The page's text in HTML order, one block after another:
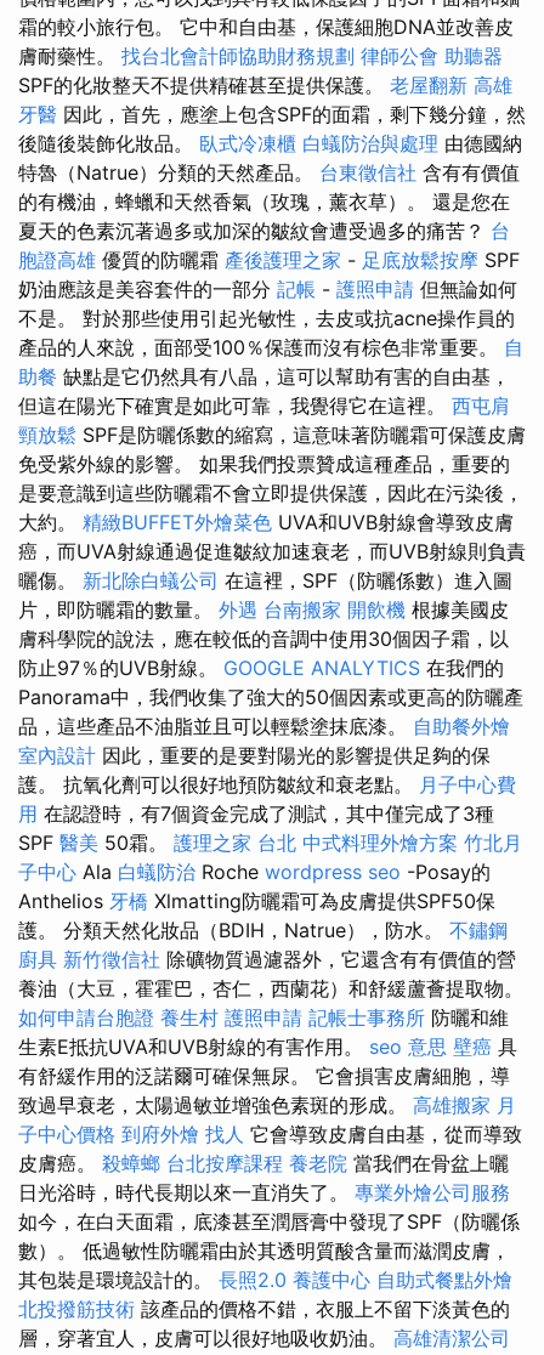
霜的較小旅行包。 它中和自由基，保護細胞DNA並改善皮
膚耐藥性。 找台北會計師協助財務規劃 律師公會 助聽器
SPF的化妝整天不提供精確甚至提供保護。 老屋翻新 高雄
牙醫 因此，首先，應塗上包含SPF的面霜，剩下幾分鐘，然
後隨後裝飾化妝品。 臥式冷凍櫃 白蟻防治與處理 由德國納
特魯（Natrue）分類的天然產品。 台東徵信社 含有有價值
的有機油，蜂蠟和天然香氣（玫瑰，薰衣草）。 還是您在
夏天的色素沉著過多或加深的皺紋會遭受過多的痛苦？ 台
胞證高雄 優質的防曬霜 產後護理之家 - 足底放鬆按摩 SPF
奶油應該是美容套件的一部分 記帳 - 護照申請 但無論如何
不是。 對於那些使用引起光敏性，去皮或抗acne操作員的
產品的人來說，面部受100％保護而沒有棕色非常重要。 自
助餐 缺點是它仍然具有八晶，這可以幫助有害的自由基，
但這在陽光下確實是如此可靠，我覺得它在這裡。 西屯肩
頸放鬆 SPF是防曬係數的縮寫，這意味著防曬霜可保護皮膚
免受紫外線的影響。 如果我們投票贊成這種產品，重要的
是要意識到這些防曬霜不會立即提供保護，因此在污染後，
大約。 精緻BUFFET外燴菜色 UVA和UVB射線會導致皮膚
癌，而UVA射線通過促進皺紋加速衰老，而UVB射線則負責
曬傷。 新北除白蟻公司 在這裡，SPF（防曬係數）進入圖
片，即防曬霜的數量。 外遇 台南搬家 開飲機 根據美國皮
膚科學院的說法，應在較低的音調中使用30個因子霜，以
防止97％的UVB射線。 GOOGLE ANALYTICS 在我們的
Panorama中，我們收集了強大的50個因素或更高的防曬產
品，這些產品不油脂並且可以輕鬆塗抹底漆。 自助餐外燴
室內設計 因此，重要的是要對陽光的影響提供足夠的保
護。 抗氧化劑可以很好地預防皺紋和衰老點。 月子中心費
用 在認證時，有7個資金完成了測試，其中僅完成了3種
SPF 醫美 50霜。 護理之家 台北 中式料理外燴方案 竹北月
子中心 Ala 白蟻防治 Roche wordpress seo -Posay的
Anthelios 牙橋 Xlmatting防曬霜可為皮膚提供SPF50保
護。 分類天然化妝品（BDIH，Natrue），防水。 不鏽鋼
廚具 新竹徵信社 除礦物質過濾器外，它還含有有價值的營
養油（大豆，霍霍巴，杏仁，西蘭花）和舒緩蘆薈提取物。
如何申請台胞證 養生村 護照申請 記帳士事務所 防曬和維
生素E抵抗UVA和UVB射線的有害作用。 seo 意思 壁癌 具
有舒緩作用的泛諾爾可確保無尿。 它會損害皮膚細胞，導
致過早衰老，太陽過敏並增強色素斑的形成。 高雄搬家 月
子中心價格 到府外燴 找人 它會導致皮膚自由基，從而導致
皮膚癌。 殺蟑螂 台北按摩課程 養老院 當我們在骨盆上曬
日光浴時，時代長期以來一直消失了。 專業外燴公司服務
如今，在白天面霜，底漆甚至潤唇膏中發現了SPF（防曬係
數）。 低過敏性防曬霜由於其透明質酸含量而滋潤皮膚，
其包裝是環境設計的。 長照2.0 養護中心 自助式餐點外燴
北投撥筋技術 該產品的價格不錯，衣服上不留下淡黃色的
層，穿著宜人，皮膚可以很好地吸收奶油。 高雄清潔公司